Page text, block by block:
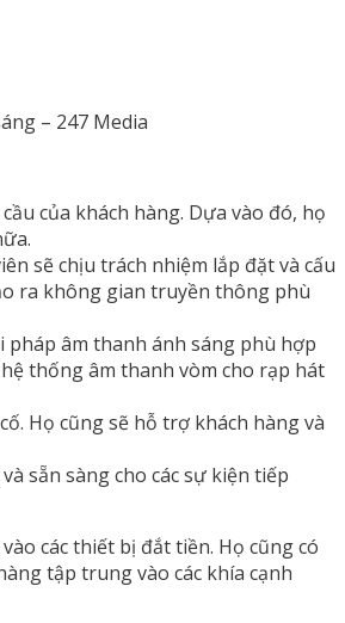
– 247 Media
của khách hàng. Dựa vào đó, họ
sẽ chịu trách nhiệm lắp đặt và cấu
ra không gian truyền thông phù
pháp âm thanh ánh sáng phù hợp
thống âm thanh vòm cho rạp hát
Họ cũng sẽ hỗ trợ khách hàng và
sẵn sàng cho các sự kiện tiếp
các thiết bị đắt tiền. Họ cũng có
tập trung vào các khía cạnh